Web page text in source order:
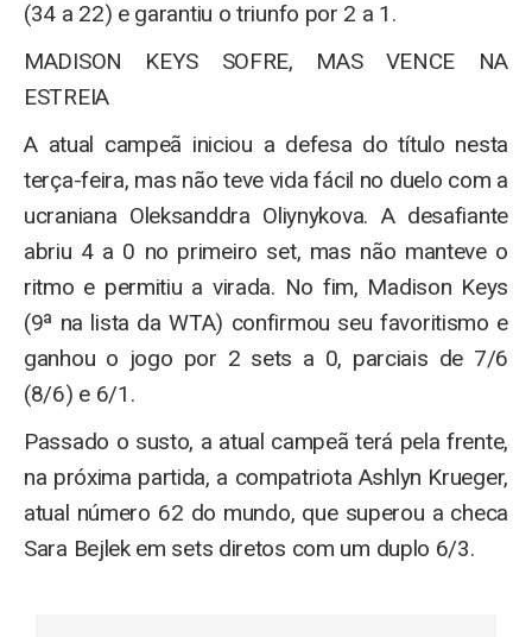
(34 a 22) e garantiu o triunfo por 2 a 1.
MADISON KEYS SOFRE, MAS VENCE NA
ESTREIA
A atual campeã iniciou a defesa do título nesta
terça-feira, mas não teve vida fácil no duelo com a
ucraniana Oleksanddra Oliynykova. A desafiante
abriu 4 a 0 no primeiro set, mas não manteve o
ritmo e permitiu a virada. No fim, Madison Keys
(9ª na lista da WTA) confirmou seu favoritismo e
ganhou o jogo por 2 sets a 0, parciais de 7/6
(8/6) e 6/1.
Passado o susto, a atual campeã terá pela frente,
na próxima partida, a compatriota Ashlyn Krueger,
atual número 62 do mundo, que superou a checa
Sara Bejlek em sets diretos com um duplo 6/3.